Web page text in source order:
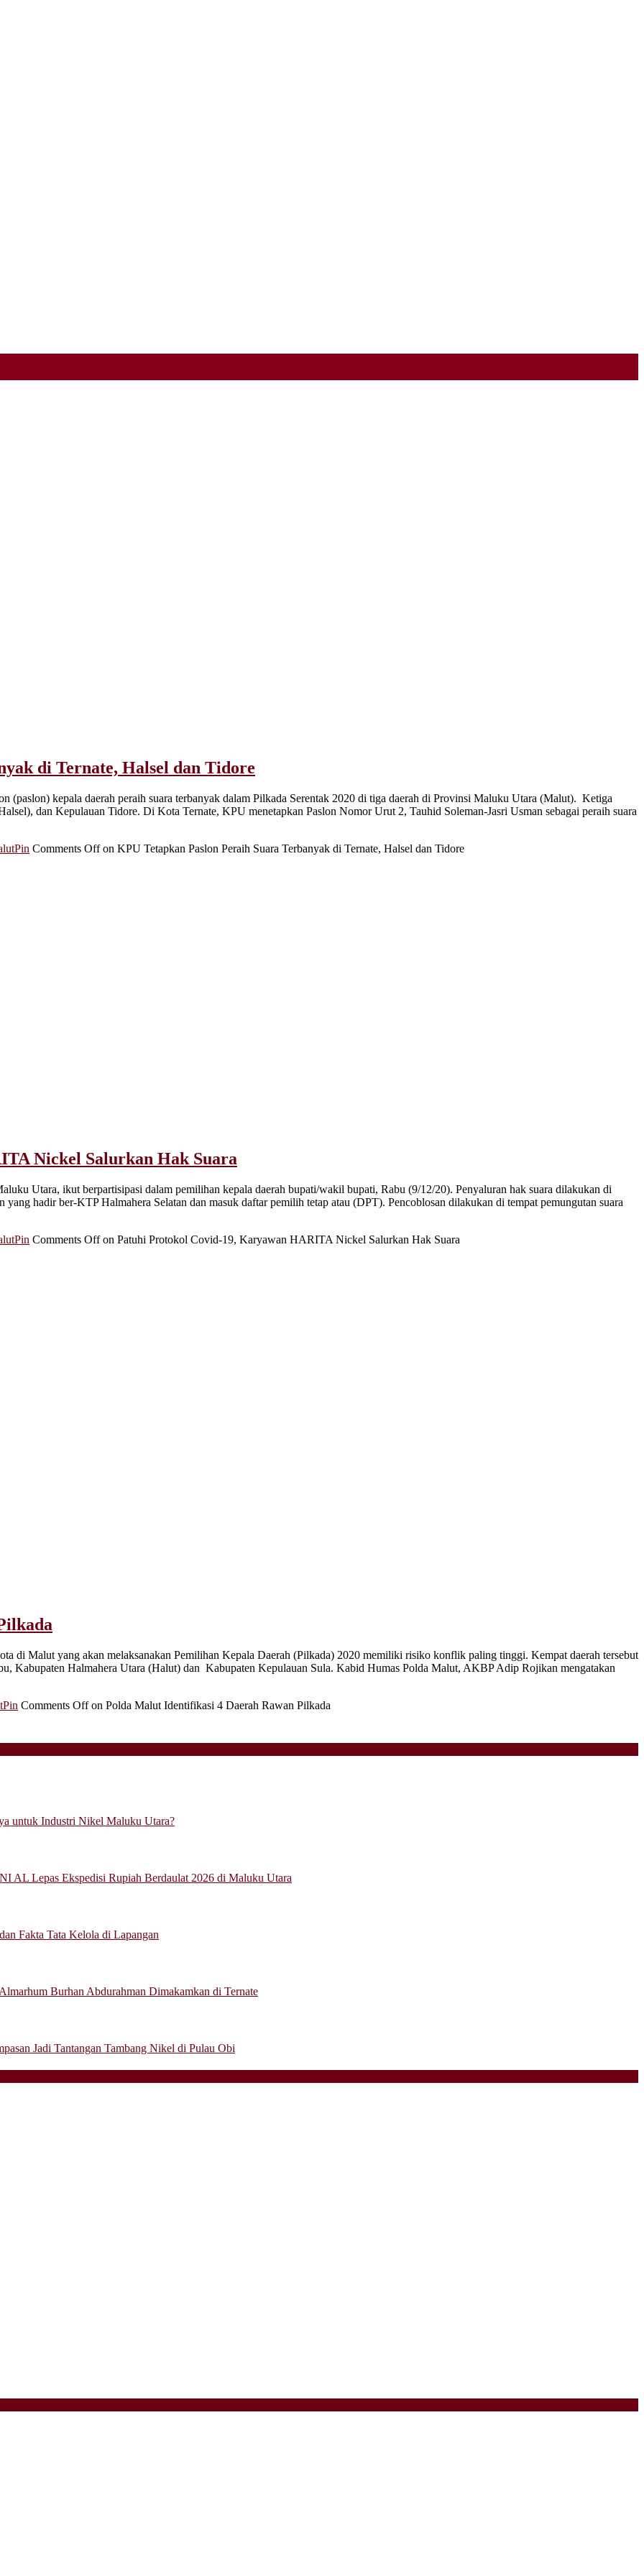
di Ternate, Halsel dan Tidore
(paslon) kepala daerah peraih suara terbanyak dalam Pilkada Serentak 2020 di tiga daerah di Provinsi Maluku Utara (Malut). Ketiga
dan Kepulauan Tidore. Di Kota Ternate, KPU menetapkan Paslon Nomor Urut 2, Tauhid Soleman-Jasri Usman sebagai peraih suara
Comments Offon KPU Tetapkan Paslon Peraih Suara Terbanyak di Ternate, Halsel dan Tidore
Nickel Salurkan Hak Suara
Utara, ikut berpartisipasi dalam pemilihan kepala daerah bupati/wakil bupati, Rabu (9/12/20). Penyaluran hak suara dilakukan di
hadir ber-KTP Halmahera Selatan dan masuk daftar pemilih tetap atau (DPT). Pencoblosan dilakukan di tempat pemungutan suara
Comments Offon Patuhi Protokol Covid-19, Karyawan HARITA Nickel Salurkan Hak Suara
di Malut yang akan melaksanakan Pemilihan Kepala Daerah (Pilkada) 2020 memiliki risiko konflik paling tinggi. Kempat daerah tersebut
Kabupaten Halmahera Utara (Halut) dan Kabupaten Kepulauan Sula. Kabid Humas Polda Malut, AKBP Adip Rojikan mengatakan
Comments Offon Polda Malut Identifikasi 4 Daerah Rawan Pilkada
untuk Industri Nikel Maluku Utara?
AL Lepas Ekspedisi Rupiah Berdaulat 2026 di Maluku Utara
Fakta Tata Kelola di Lapangan
Burhan Abdurahman Dimakamkan di Ternate
Jadi Tantangan Tambang Nikel di Pulau Obi